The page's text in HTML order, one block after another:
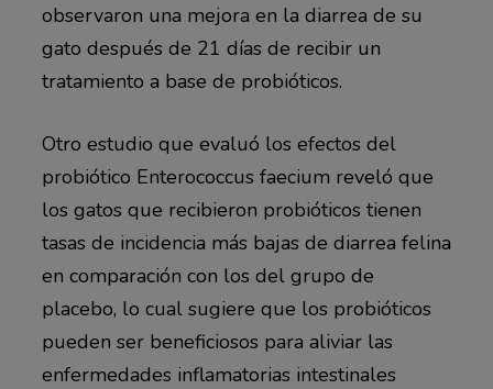
observaron una mejora en la diarrea de su
gato después de 21 días de recibir un
tratamiento a base de probióticos.
Otro estudio que evaluó los efectos del
probiótico Enterococcus faecium reveló que
los gatos que recibieron probióticos tienen
tasas de incidencia más bajas de diarrea felina
en comparación con los del grupo de
placebo, lo cual sugiere que los probióticos
pueden ser beneficiosos para aliviar las
enfermedades inflamatorias intestinales